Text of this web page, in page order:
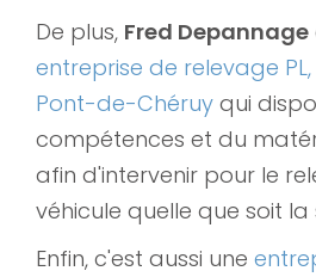
De plus, Fred Depannage
entreprise de relevage
Pont-de-Chéruy qui
compétences et du
afin d'intervenir pour le
véhicule quelle que soit la
Enfin, c'est aussi une